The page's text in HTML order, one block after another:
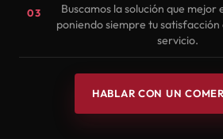
03
Buscamos la solución que mejor
poniendo siempre tu
servicio.
HABLAR CON UN